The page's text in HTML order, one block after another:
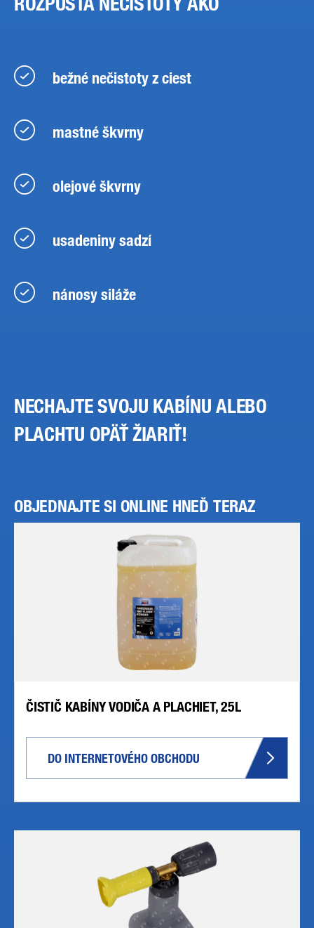
bežné nečistoty z ciest
mastné škvrny
olejové škvrny
usadeniny sadzí
nánosy siláže
NECHAJTE SVOJU KABÍNU ALEBO
PLACHTU OPÄŤ ŽIARIŤ!
OBJEDNAJTE SI ONLINE HNEĎ TERAZ
ČISTIČ KABÍNY VODIČA A PLACHIET, 25L
DO INTERNETOVÉHO OBCHODU